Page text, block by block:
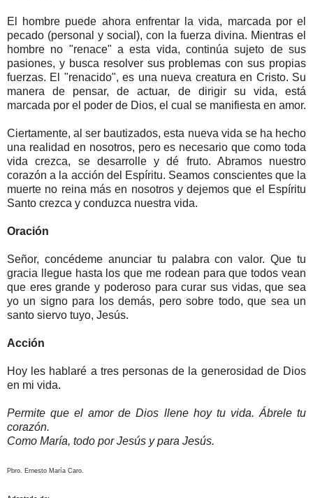
El hombre puede ahora enfrentar la vida, marcada por el
pecado (personal y social), con la fuerza divina. Mientras el
hombre no "renace" a esta vida, continúa sujeto de sus
pasiones, y busca resolver sus problemas con sus propias
fuerzas. El "renacido", es una nueva creatura en Cristo. Su
manera de pensar, de actuar, de dirigir su vida, está
marcada por el poder de Dios, el cual se manifiesta en amor.
Ciertamente, al ser bautizados, esta nueva vida se ha hecho
una realidad en nosotros, pero es necesario que como toda
vida crezca, se desarrolle y dé fruto. Abramos nuestro
corazón a la acción del Espíritu. Seamos conscientes que la
muerte no reina más en nosotros y dejemos que el Espíritu
Santo crezca y conduzca nuestra vida.
Oración
Señor, concédeme anunciar tu palabra con valor. Que tu
gracia llegue hasta los que me rodean para que todos vean
que eres grande y poderoso para curar sus vidas, que sea
yo un signo para los demás, pero sobre todo, que sea un
santo siervo tuyo, Jesús.
Acción
Hoy les hablaré a tres personas de la generosidad de Dios
en mi vida.
Permite que el amor de Dios llene hoy tu vida. Ábrele tu
corazón.
Como María, todo por Jesús y para Jesús.
Pbro. Ernesto María Caro.